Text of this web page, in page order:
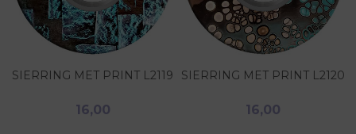
SIERRING MET PRINT L2119
16,00
SIERRING MET PRINT L2120
16,00